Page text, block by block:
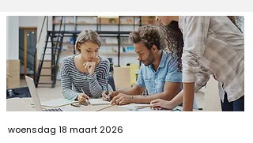
woensdag 18 maart 2026